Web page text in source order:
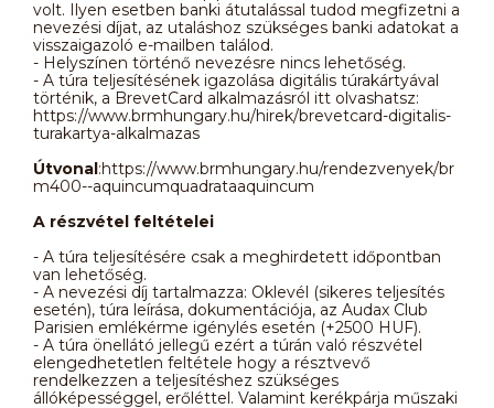
volt. Ilyen esetben banki átutalással tudod megfizetni a
nevezési díjat, az utaláshoz szükséges banki adatokat a
visszaigazoló e-mailben találod.
- Helyszínen történő nevezésre nincs lehetőség.
- A túra teljesítésének igazolása digitális túrakártyával
történik, a BrevetCard alkalmazásról itt olvashatsz:
https://www.brmhungary.hu/hirek/brevetcard-digitalis-
turakartya-alkalmazas
Útvonal:https://www.brmhungary.hu/rendezvenyek/br
m400--aquincumquadrataaquincum
A részvétel feltételei
- A túra teljesítésére csak a meghirdetett időpontban
van lehetőség.
- A nevezési díj tartalmazza: Oklevél (sikeres teljesítés
esetén), túra leírása, dokumentációja, az Audax Club
Parisien emlékérme igénylés esetén (+2500 HUF).
- A túra önellátó jellegű ezért a túrán való részvétel
elengedhetetlen feltétele hogy a résztvevő
rendelkezzen a teljesítéshez szükséges
állóképességgel, erőléttel. Valamint kerékpárja műszaki